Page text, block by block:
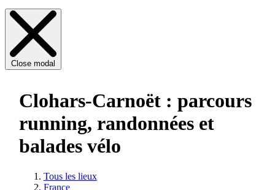
Close modal
Clohars-Carnoët : parcours
running, randonnées et
balades vélo
Tous les lieux
France